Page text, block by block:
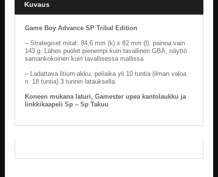
Kuvaus
Game Boy Advance SP Tribal Edition
– Strategiset mitat: 84,6 mm (k) x 82 mm (l), painoa vain
143 g. Lähes puolet pienempi kuin tavallinen GBA, näyttö
samankokoinen kuin tavallisessa mallissa
– Ladattava litium-akku, peliaika yli 10 tuntia (ilman valoa
n. 18 tuntia) 3 tunnin latauksella.
Koneen mukana laturi, Gamester upea kantolaukku ja
linkkikaapeli Sp – Sp Takuu